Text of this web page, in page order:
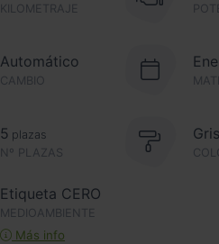
KILOMETRAJE
CAMBIO
Automático
Nº PLAZAS
5 plazas
Etiqueta CERO
MEDIOAMBIENTE
Más info